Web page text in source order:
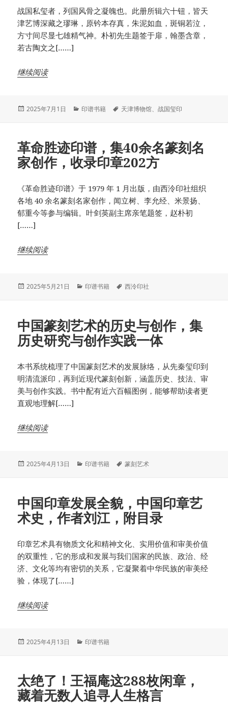
战国私玺者，列国风骨之凝魄也。此册所辑六十钮，皆天
津艺博深藏之璆琳，原钤本存真，朱泥如血，斑铜若泣，
方寸间尽显七雄精气神。朴初先生题签于扉，翰墨含章，
若古陶文之[……]
继续阅读
发
2025年7月1日
分
印谱书籍
标
天津博物馆、战国玺印
革命胜迹印谱，集40余名篆刻名
家创作，收录印章202方
《革命胜迹印谱》于 1979 年 1 月出版，由西泠印社组织
各地 40 余名篆刻名家创作，闻立树、李允经、米景扬、
郁重今等参与编辑。叶剑英副主席亲笔题签，赵朴初
[……]
继续阅读
发
2025年5月21日
分
印谱书籍
标
西泠印社
中国篆刻艺术的历史与创作，集
历史研究与创作实践一体
本书系统梳理了中国篆刻艺术的发展脉络，从先秦玺印到
明清流派印，再到近现代篆刻创新，涵盖历史、技法、审
美与创作实践。书中配有近六百幅图例，能够帮助读者更
直观地理解[……]
继续阅读
发
2025年4月13日
分
印谱书籍
标
篆刻艺术
中国印章发展全貌，中国印章艺
术史，作者刘江，附目录
印章艺术具有物质文化和精神文化、实用价值和审美价值
的双重性，它的形成和发展与我们国家的民族、政治、经
济、文化等均有密切的关系，它凝聚着中华民族的审美经
验，体现了[……]
继续阅读
发
2025年4月13日
分
印谱书籍
太绝了！王福庵这288枚闲章，
藏着无数人追寻人生格言